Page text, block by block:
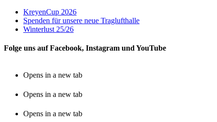
KreyenCup 2026
Spenden für unsere neue Traglufthalle
Winterlust 25/26
Folge uns auf Facebook, Instagram und YouTube
Opens in a new tab
Opens in a new tab
Opens in a new tab